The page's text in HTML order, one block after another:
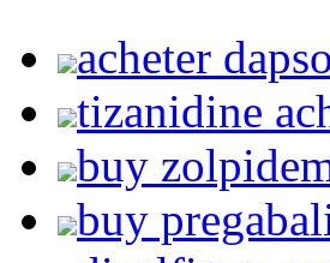
acheter
tizanidine
buy
buy